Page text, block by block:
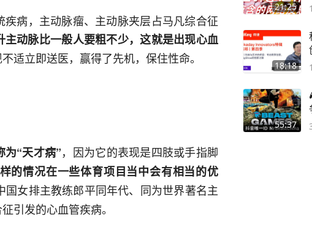
病，主动脉瘤、主动脉夹层占马凡综合征
动脉比一般人要粗不少，这就是出现心血
适立即送医，赢得了先机，保住性命。
为“天才病”，因为它的表现是四肢或手指脚
的情况在一些体育项目当中会有相当的优
国女排主教练郎平同年代、同为世界著名主
引发的心血管疾病。
21:25
18:18
55:37